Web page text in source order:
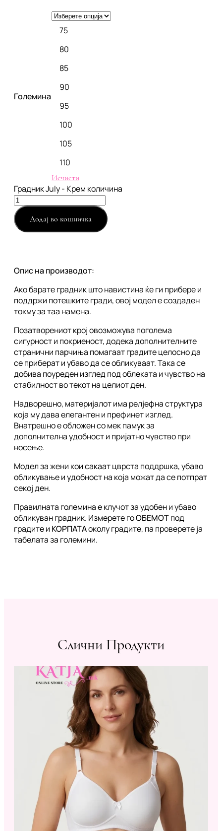
Големина
75
80
85
90
95
100
105
110
Исчисти
Градник July - Крем количина
Додај во кошничка
Опис на производот:
Ако барате градник што навистина ќе ги прибере и
поддржи потешките гради, овој модел е создаден
токму за таа намена.
Позатворениот крој овозможува поголема
сигурност и покриеност, додека дополнителните
странични парчиња помагаат градите целосно да
се приберат и убаво да се обликуваат. Така се
добива поуреден изглед под облеката и чувство на
стабилност во текот на целиот ден.
Надворешно, материјалот има релјефна структура
која му дава елегантен и префинет изглед.
Внатрешно е обложен со мек памук за
дополнителна удобност и пријатно чувство при
носење.
Модел за жени кои сакаат цврста поддршка, убаво
обликување и удобност на која можат да се потпрат
секој ден.
Правилната големина е клучот за удобен и убаво
обликуван градник. Измерете гоОБЕМОТпод
градите и КОРПАТАоколу градите, па проверете ја
табелата за големини.
Слични Продукти